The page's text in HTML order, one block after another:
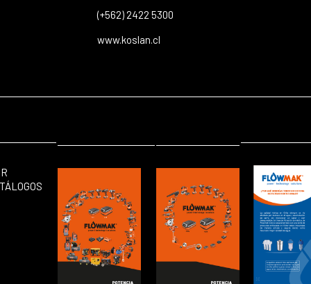
(+562) 2422 5300
www.koslan.cl